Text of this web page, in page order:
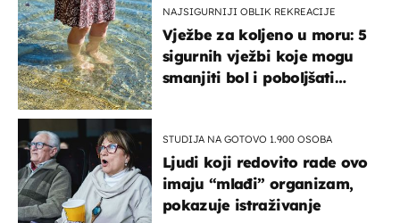
NAJSIGURNIJI OBLIK REKREACIJE
Vježbe za koljeno u moru: 5
sigurnih vježbi koje mogu
smanjiti bol i poboljšati
STUDIJA NA GOTOVO 1.900 OSOBA
Ljudi koji redovito rade ovo
imaju “mlađi” organizam,
pokazuje istraživanje